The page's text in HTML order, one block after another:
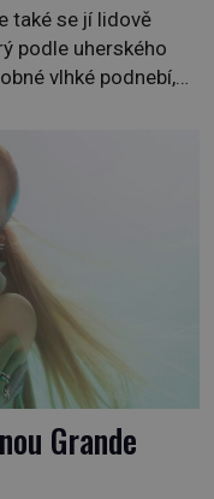
také se jí lidově
podle uherského
vlhké podnebí,
nahoře někdy
Grande